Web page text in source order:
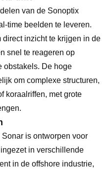
van de Sonoptix
time beelden te leveren.
direct inzicht te krijgen in de
snel te reageren op
obstakels. De hoge
om complexe structuren,
koraalriffen, met grote
is ontworpen voor
in verschillende
in de offshore industrie,